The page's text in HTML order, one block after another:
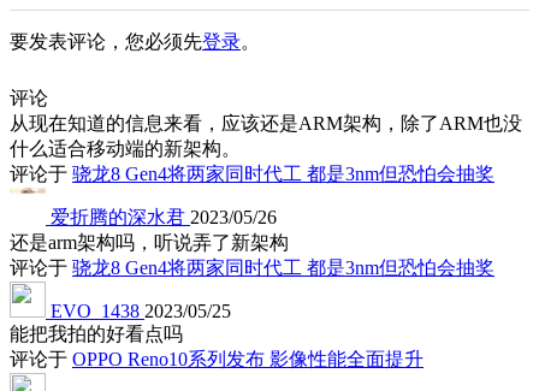
要发表评论，您必须先登录。
评论
从现在知道的信息来看，应该还是ARM架构，除了ARM也没
什么适合移动端的新架构。
评论于 骁龙8 Gen4将两家同时代工 都是3nm但恐怕会抽奖
爱折腾的深水君 2023/05/26
还是arm架构吗，听说弄了新架构
评论于 骁龙8 Gen4将两家同时代工 都是3nm但恐怕会抽奖
EVO_1438 2023/05/25
能把我拍的好看点吗
评论于 OPPO Reno10系列发布 影像性能全面提升